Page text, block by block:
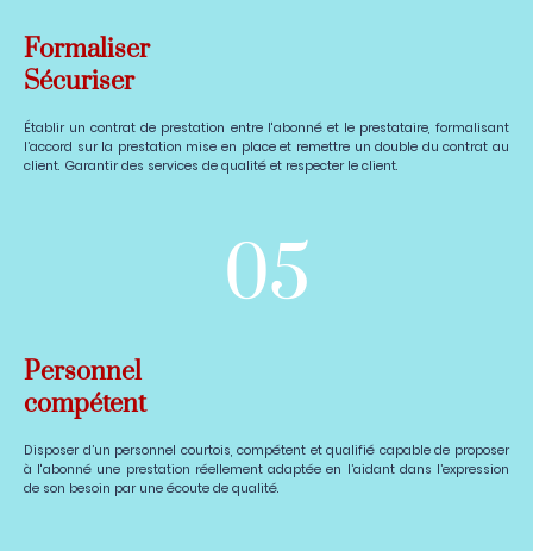
Formaliser
Sécuriser
Établir un contrat de prestation entre l'abonné et le prestataire, formalisant
l’accord sur la prestation mise en place et remettre un double du contrat au
client. Garantir des services de qualité et respecter le client.
05
Personnel
compétent
Disposer d’un personnel courtois, compétent et qualifié capable de proposer
à l'abonné une prestation réellement adaptée en l’aidant dans l’expression
de son besoin par une écoute de qualité.